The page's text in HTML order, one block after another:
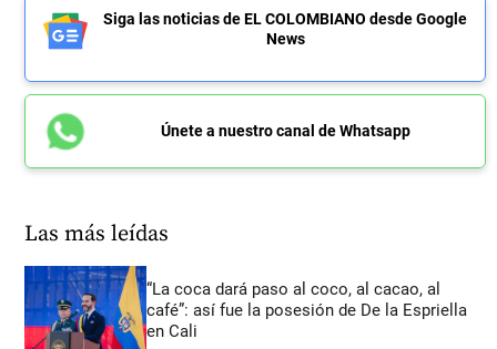
Siga las noticias de EL COLOMBIANO desde Google
News
Únete a nuestro canal de Whatsapp
Las más leídas
“La coca dará paso al coco, al cacao, al
café”: así fue la posesión de De la Espriella
en Cali